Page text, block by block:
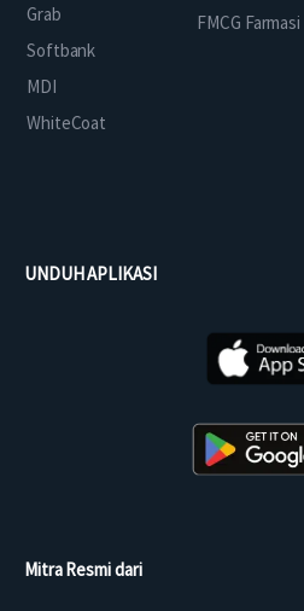
Grab
Softbank
MDI
WhiteCoat
FMCG Farmasi
UNDUH APLIKASI
Mitra Resmi dari